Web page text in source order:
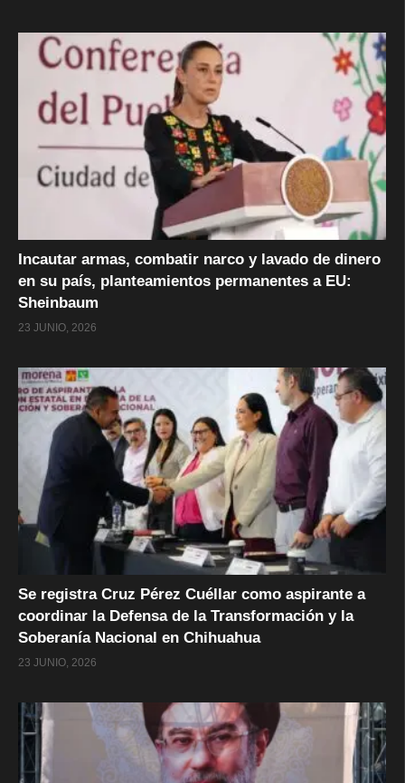
Incautar armas, combatir narco y lavado de dinero
en su país, planteamientos permanentes a EU:
Sheinbaum
23 JUNIO, 2026
Se registra Cruz Pérez Cuéllar como aspirante a
coordinar la Defensa de la Transformación y la
Soberanía Nacional en Chihuahua
23 JUNIO, 2026